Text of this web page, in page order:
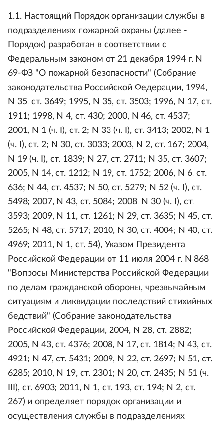
1.1. Настоящий Порядок организации службы в
подразделениях пожарной охраны (далее -
Порядок) разработан в соответствии с
Федеральным законом от 21 декабря 1994 г. N
69-ФЗ "О пожарной безопасности" (Собрание
законодательства Российской Федерации, 1994,
N 35, ст. 3649; 1995, N 35, ст. 3503; 1996, N 17, ст.
1911; 1998, N 4, ст. 430; 2000, N 46, ст. 4537;
2001, N 1 (ч. I), ст. 2; N 33 (ч. I), ст. 3413; 2002, N 1
(ч. I), ст. 2; N 30, ст. 3033; 2003, N 2, ст. 167; 2004,
N 19 (ч. I), ст. 1839; N 27, ст. 2711; N 35, ст. 3607;
2005, N 14, ст. 1212; N 19, ст. 1752; 2006, N 6, ст.
636; N 44, ст. 4537; N 50, ст. 5279; N 52 (ч. I), ст.
5498; 2007, N 43, ст. 5084; 2008, N 30 (ч. I), ст.
3593; 2009, N 11, ст. 1261; N 29, ст. 3635; N 45, ст.
5265; N 48, ст. 5717; 2010, N 30, ст. 4004; N 40, ст.
4969; 2011, N 1, ст. 54), Указом Президента
Российской Федерации от 11 июля 2004 г. N 868
"Вопросы Министерства Российской Федерации
по делам гражданской обороны, чрезвычайным
ситуациям и ликвидации последствий стихийных
бедствий" (Собрание законодательства
Российской Федерации, 2004, N 28, ст. 2882;
2005, N 43, ст. 4376; 2008, N 17, ст. 1814; N 43, ст.
4921; N 47, ст. 5431; 2009, N 22, ст. 2697; N 51, ст.
6285; 2010, N 19, ст. 2301; N 20, ст. 2435; N 51 (ч.
III), ст. 6903; 2011, N 1, ст. 193, ст. 194; N 2, ст.
267) и определяет порядок организации и
осуществления службы в подразделениях